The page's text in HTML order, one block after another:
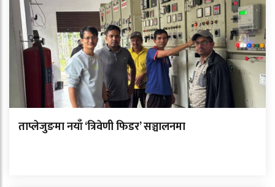
ताप्लेजुङमा नयाँ ‘त्रिवेणी फिडर’ सञ्चालनमा